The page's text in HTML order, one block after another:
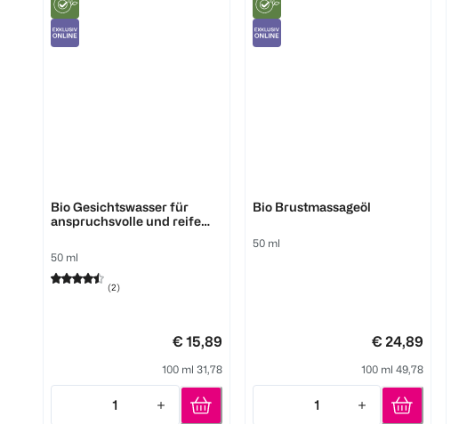
Bio Gesichtswasser für
anspruchsvolle und reife
50 ml
(2)
€ 15,89
100 ml 31,78
1
Quantity: 1
Bio Brustmassageöl
50 ml
€ 24,89
100 ml 49,78
1
Quantity: 1